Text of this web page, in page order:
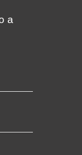
como uma das
mais crescem no
Rio de Janeiro
a